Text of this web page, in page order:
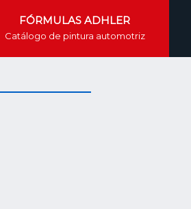
FÓRMULAS ADHLER
Catálogo de pintura automotriz